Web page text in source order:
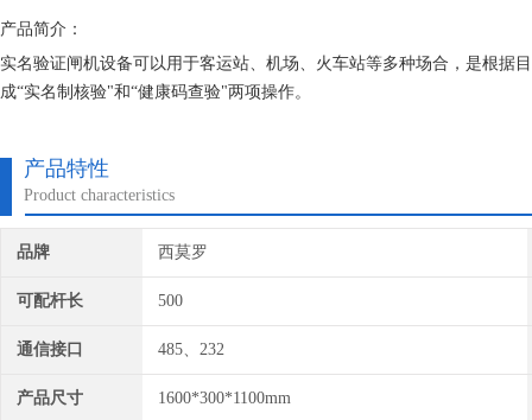
产品简介：
实名验证闸机设备可以用于客运站、机场、火车站等多种场合，是根据
成“实名制核验"和“健康码查验"两项操作。
产品特性
Product characteristics
品牌 西莫罗
可配杆长 500
通信接口 485、232
产品尺寸 1600*300*1100mm